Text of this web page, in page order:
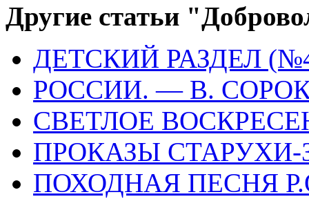
Другие статьи
ДЕТСКИЙ РАЗДЕЛ
РОССИИ. — В.
СВЕТЛОЕ
ПРОКАЗЫ
ПОХОДНАЯ ПЕСНЯ